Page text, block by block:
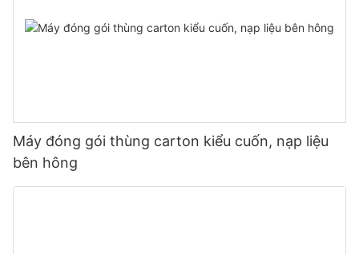
Máy đóng gói thùng carton kiểu cuốn, nạp liệu
bên hông